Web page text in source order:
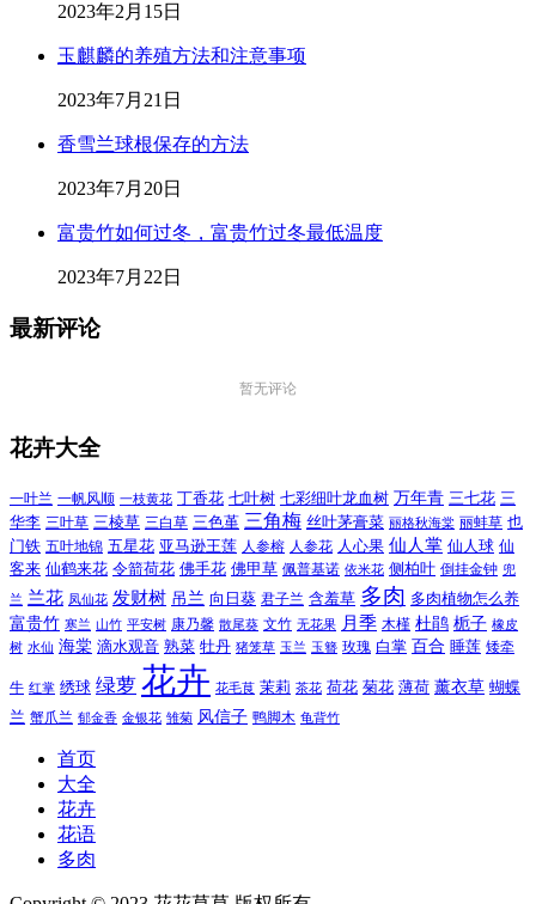
2023年2月15日
玉麒麟的养殖方法和注意事项
2023年7月21日
香雪兰球根保存的方法
2023年7月20日
富贵竹如何过冬，富贵竹过冬最低温度
2023年7月22日
最新评论
暂无评论
花卉大全
一叶兰 一帆风顺 一枝黄花 丁香花 七叶树 七彩细叶龙血树 万年青 三七花 三
华李 三叶草 三棱草 三白草 三色堇 三角梅 丝叶茅膏菜 丽格秋海棠 丽蚌草 也
门铁 五叶地锦 五星花 亚马逊王莲 人参榕 人参花 人心果 仙人掌 仙人球 仙
客来 仙鹤来花 令箭荷花 佛手花 佛甲草 佩普基诺 依米花 侧柏叶 倒挂金钟 兜
兰 兰花 凤仙花 发财树 吊兰 向日葵 君子兰 含羞草 多肉 多肉植物怎么养
富贵竹 寒兰 山竹 平安树 康乃馨 散尾葵 文竹 无花果 月季 木槿 杜鹃 栀子 橡皮
树 水仙 海棠 滴水观音 熟菜 牡丹 猪笼草 玉兰 玉簪 玫瑰 白掌 百合 睡莲 矮牵
牛 红掌 绣球 绿萝 花卉 花毛茛 茉莉 茶花 荷花 菊花 薄荷 薰衣草 蝴蝶
兰 蟹爪兰 郁金香 金银花 雏菊 风信子 鸭脚木 龟背竹
首页
大全
花卉
花语
多肉